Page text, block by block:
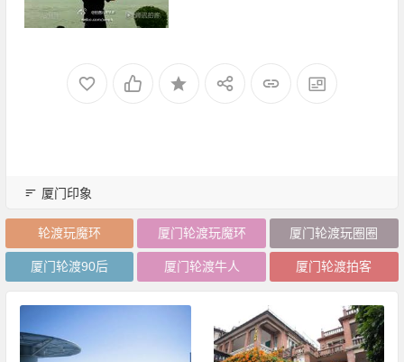
厦门印象
轮渡玩魔环 厦门轮渡玩魔环 厦门轮渡玩圈圈
厦门轮渡90后 厦门轮渡牛人 厦门轮渡拍客